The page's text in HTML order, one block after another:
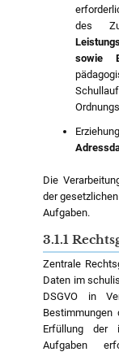
des
sowie
Die
der
Aufgaben.
3.1.1
Zentrale
Daten im
DSGVO in
Bestimmungen
Erfüllung der
Aufgaben